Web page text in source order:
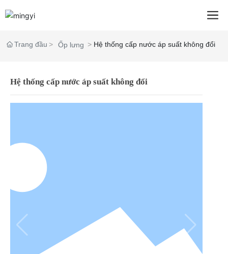
Trang đầu Ốp lưng Hệ thống cấp nước áp suất không đổi
Hệ thống cấp nước áp suất không đổi